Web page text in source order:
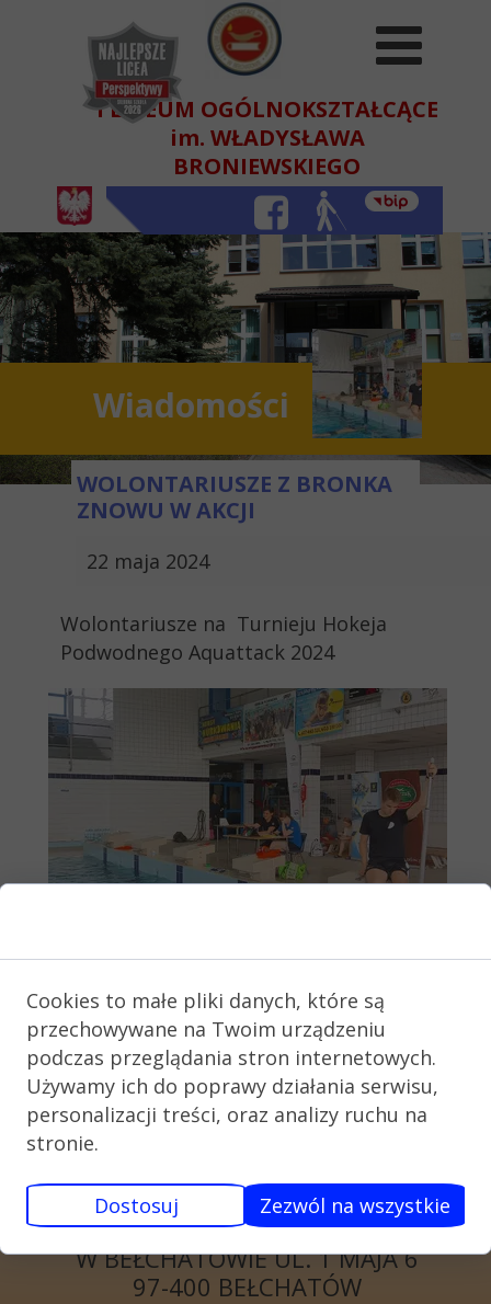
Wiadomości
22 maja 2024
WOLONTARIUSZE Z BRONKA
ZNOWU W AKCJI
Wolontariusze na Turnieju Hokeja
Podwodnego Aquattack 2024
I LICEUM OGÓLNOKSZTAŁCĄCE
im. WŁADYSŁAWA
BRONIEWSKIEGO
W BEŁCHATOWIE
I LICEUM
OGÓLNOKSZTAŁCĄCE
W BEŁCHATOWIE UL. 1 MAJA 6
97-400 BEŁCHATÓW
Cookies to małe pliki danych, które są
przechowywane na Twoim urządzeniu
podczas przeglądania stron internetowych.
Używamy ich do poprawy działania serwisu,
personalizacji treści, oraz analizy ruchu na
stronie.
Dostosuj Zezwól na wszystkie